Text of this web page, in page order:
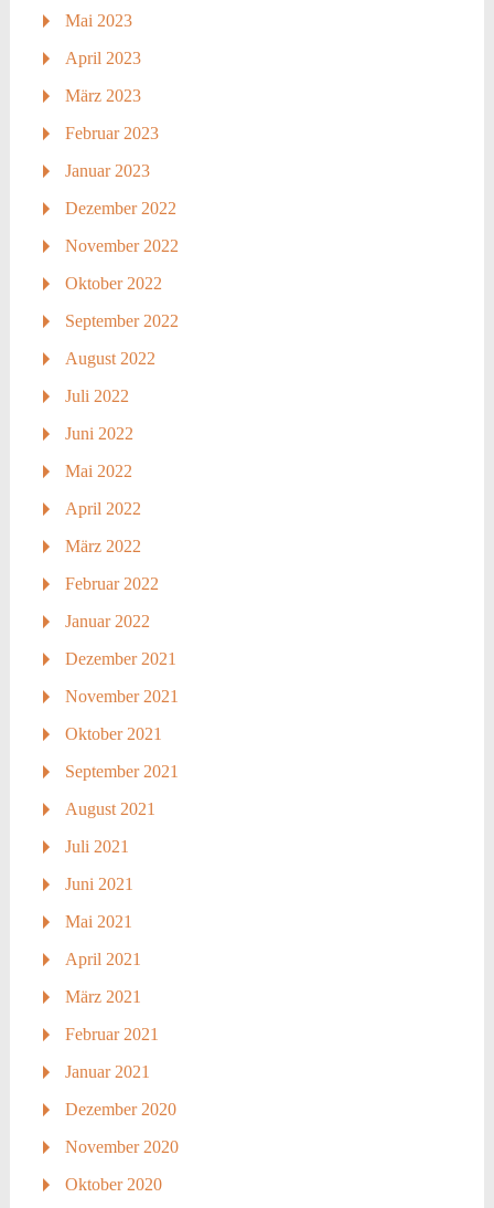
Mai 2023
April 2023
März 2023
Februar 2023
Januar 2023
Dezember 2022
November 2022
Oktober 2022
September 2022
August 2022
Juli 2022
Juni 2022
Mai 2022
April 2022
März 2022
Februar 2022
Januar 2022
Dezember 2021
November 2021
Oktober 2021
September 2021
August 2021
Juli 2021
Juni 2021
Mai 2021
April 2021
März 2021
Februar 2021
Januar 2021
Dezember 2020
November 2020
Oktober 2020